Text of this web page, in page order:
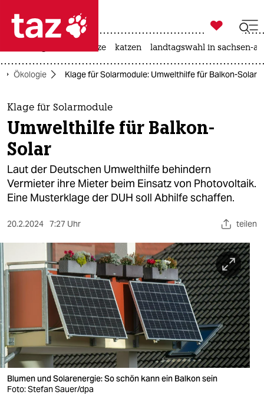
 taz zahl ich
taz zahl ich
themen
politik
öko
gesellschaft
sport
berlin
nord
wahrheit
verlag
verlag
veranstaltungen

taz zahl ich
hitze katzen landtagswahl in sachsen-
Ökologie Klage für Solarmodule: Umwelthilfe für Balkon-Solar
Klage für Solarmodule
Umwelthilfe für Balkon-
Solar
Laut der Deutschen Umwelthilfe behindern
Vermieter ihre Mieter beim Einsatz von Photovoltaik.
Eine Musterklage der DUH soll Abhilfe schaffen.
20.2.2024 7:27 Uhr teilen
Blumen und Solarenergie: So schön kann ein Balkon sein
Foto: Stefan Sauer/dpa